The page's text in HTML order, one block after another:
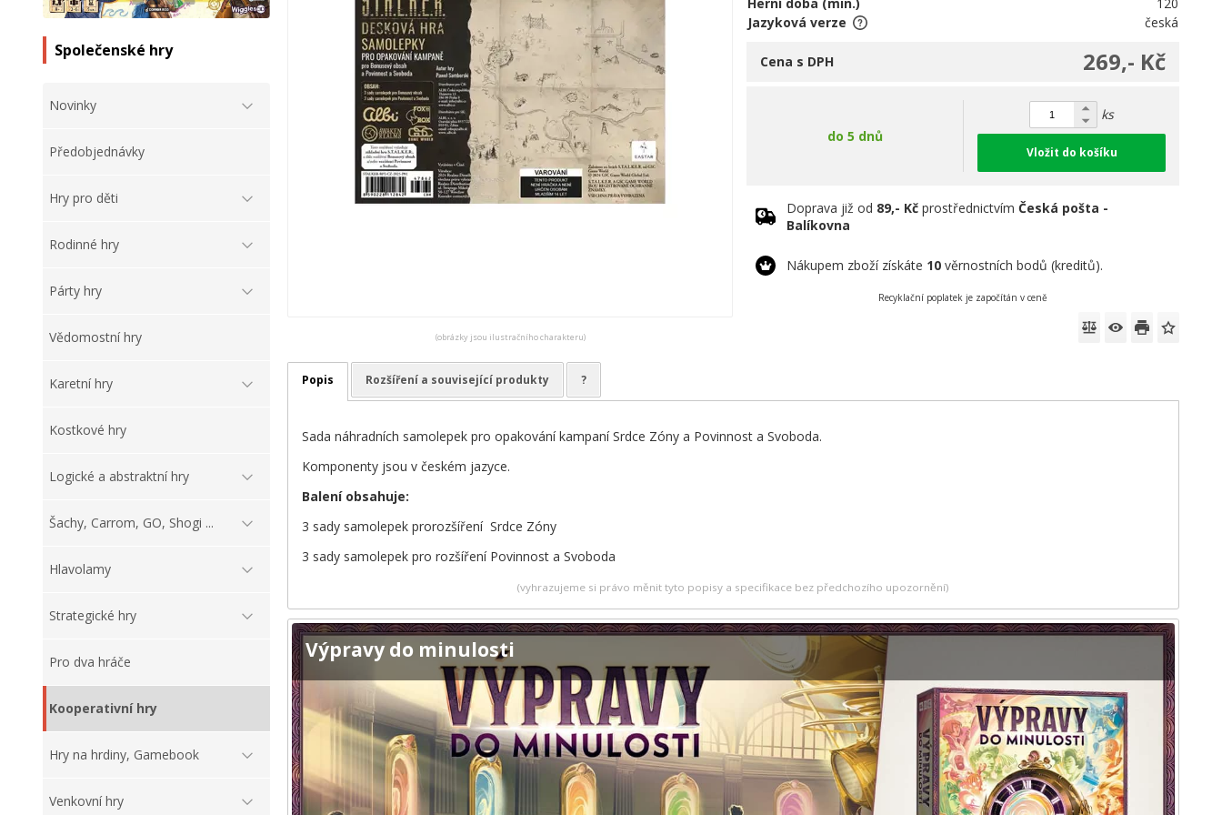
Společenské hry
Novinky
Předobjednávky
Hry pro děti
Rodinné hry
Párty hry
Vědomostní hry
Karetní hry
Kostkové hry
Logické a abstraktní hry
Šachy, Carrom, GO, Shogi ...
Hlavolamy
Strategické hry
Pro dva hráče
Kooperativní hry
Hry na hrdiny, Gamebook
Venkovní hry
(obrázky jsou ilustračního charakteru)
Herní doba (min.)
120
Jazyková verze
česká
269,- Kč
Cena s DPH
do 5 dnů
ks
Vložit do košíku
Doprava již od 89,- Kč prostřednictvímČeská pošta -
Balíkovna
Nákupem zboží získáte 10 věrnostních bodů (kreditů).
Recyklační poplatek je započítán v ceně
Popis Rozšíření a související produkty ?
Sada náhradních samolepek pro opakování kampaní Srdce Zóny a Povinnost a Svoboda.
Komponenty jsou v českém jazyce.
Balení obsahuje:
3 sady samolepek prorozšíření Srdce Zóny
3 sady samolepek pro rozšíření Povinnost a Svoboda
(vyhrazujeme si právo měnit tyto popisy a specifikace bez předchozího upozornění)
Výpravy do minulosti